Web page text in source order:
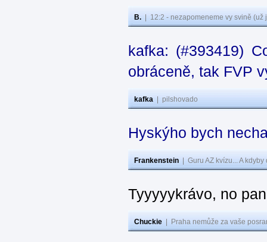
B. 12:2 - nezapomeneme vy svině
kafka: (#393419)
obráceně, tak FVP
kafka pilshovado
Hyskýho bych
Frankenstein Guru AZ kvízu... A
Tyyyyykrávo, no
Chuckie Praha nemůže za vaše